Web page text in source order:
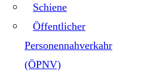
Schiene
Öffentlicher
Personennahverkahr
(ÖPNV)